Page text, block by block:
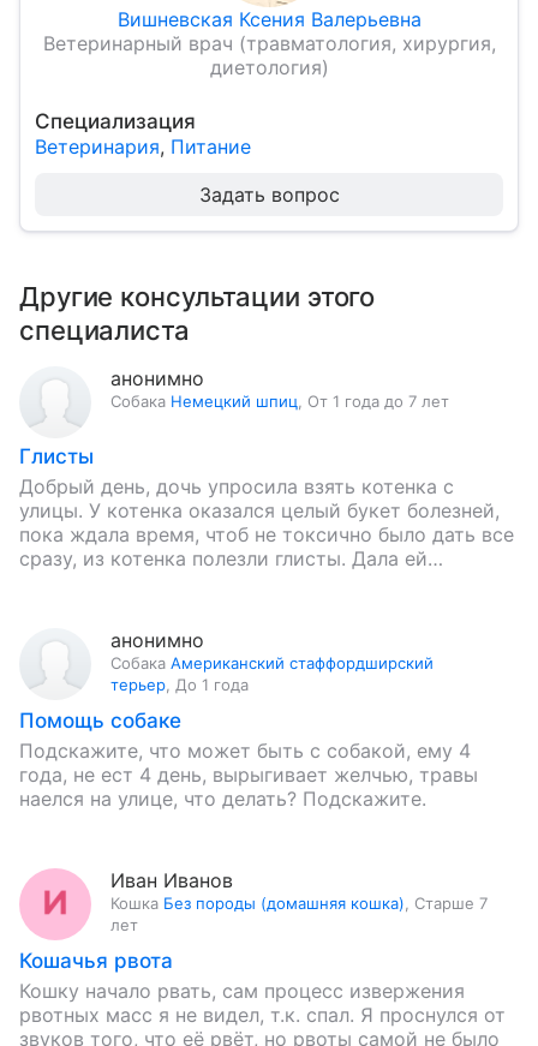
Вишневская Ксения Валерьевна
Ветеринарный врач (травматология, хирургия,
диетология)
Специализация
Ветеринария, Питание
Задать вопрос
Другие консультации этого
специалиста
анонимно
Собака Немецкий шпиц От 1 года до 7 лет
Глисты
Добрый день, дочь упросила взять котенка с
улицы. У котенка оказался целый букет болезней,
пока ждала время, чтоб не токсично было дать все
сразу, из котенка полезли глисты. Дала ей…
анонимно
Собака Американский стаффордширский
терьер До 1 года
Помощь собаке
Подскажите, что может быть с собакой, ему 4
года, не ест 4 день, вырыгивает желчью, травы
наелся на улице, что делать? Подскажите.
Иван Иванов
Кошка Без породы (домашняя кошка)
Старше 7
лет
Кошачья рвота
Кошку начало рвать, сам процесс извержения
рвотных масс я не видел, т.к. спал. Я проснулся от
звуков того, что её рвёт, но рвоты самой не было